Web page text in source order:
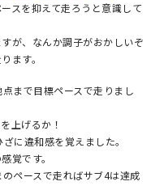
スを抑えて走ろうと意識して
が、なんか調子がおかしいぞ
ます。
まで目標ペースで走りまし
上げるか！
に違和感を覚えました。
覚です。
ペースで走ればサブ4は達成